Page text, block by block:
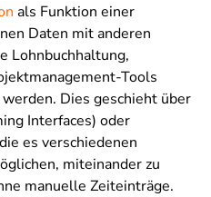
als Funktion einer
Daten mit anderen
Lohnbuchhaltung,
Tools
Dies geschieht über
Interfaces) oder
es verschiedenen
miteinander zu
manuelle Zeiteinträge.